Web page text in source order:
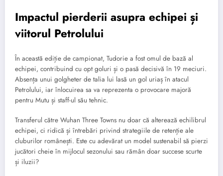
Impactul pierderii asupra echipei și
viitorul Petrolului
În această ediție de campionat, Tudorie a fost omul de bază al
echipei, contribuind cu opt goluri și o pasă decisivă în 19 meciuri.
Absența unui golgheter de talia lui lasă un gol uriaș în atacul
Petrolului, iar înlocuirea sa va reprezenta o provocare majoră
pentru Mutu și staff-ul său tehnic.
Transferul către Wuhan Three Towns nu doar că alterează echilibrul
echipei, ci ridică și întrebări privind strategiile de retenție ale
cluburilor românești. Este cu adevărat un model sustenabil să pierzi
jucători cheie în mijlocul sezonului sau rămân doar succese scurte
și iluzii?